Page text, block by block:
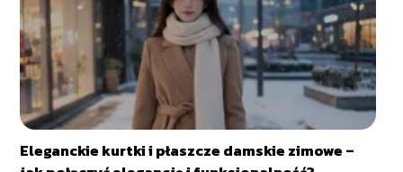
Eleganckie kurtki i płaszcze damskie zimowe –